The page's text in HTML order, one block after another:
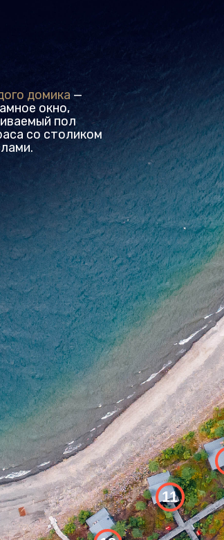
6
11
12
13
15Д
16Д
10Д